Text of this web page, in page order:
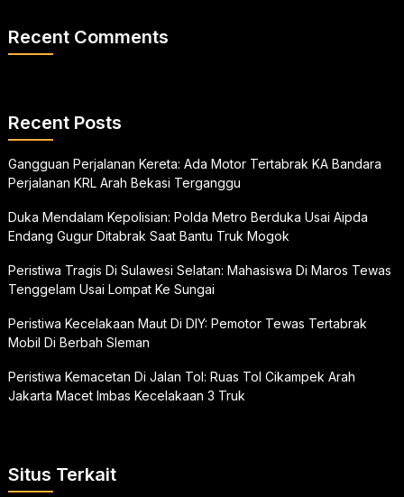
Recent Comments
Recent Posts
Gangguan Perjalanan Kereta: Ada Motor Tertabrak KA Bandara
Perjalanan KRL Arah Bekasi Terganggu
Duka Mendalam Kepolisian: Polda Metro Berduka Usai Aipda
Endang Gugur Ditabrak Saat Bantu Truk Mogok
Peristiwa Tragis Di Sulawesi Selatan: Mahasiswa Di Maros Tewas
Tenggelam Usai Lompat Ke Sungai
Peristiwa Kecelakaan Maut Di DIY: Pemotor Tewas Tertabrak
Mobil Di Berbah Sleman
Peristiwa Kemacetan Di Jalan Tol: Ruas Tol Cikampek Arah
Jakarta Macet Imbas Kecelakaan 3 Truk
Situs Terkait